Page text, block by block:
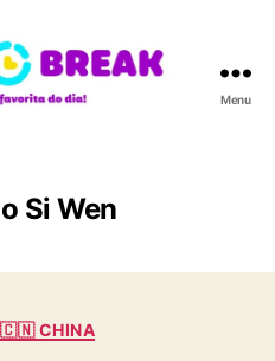
A
N
R
A
Menu
Si Wen
C
🇨🇳 CHINA